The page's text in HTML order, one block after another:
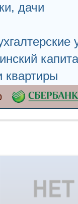
дачи
квартиры